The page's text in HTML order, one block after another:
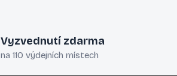
Vyzvednutí zdarma
na 110 výdejních místech